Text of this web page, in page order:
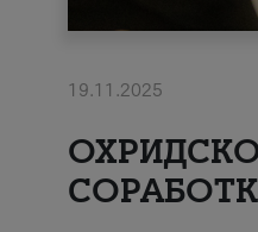
19.11.2025